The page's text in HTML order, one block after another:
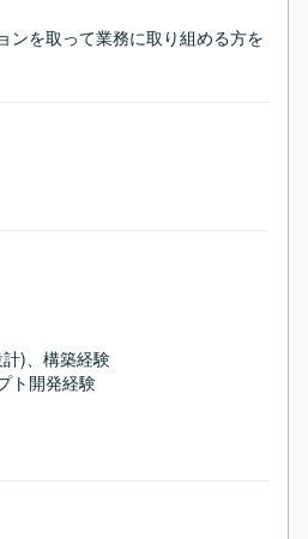
ンを取って業務に取り組める方を
計)、構築経験
ト開発経験